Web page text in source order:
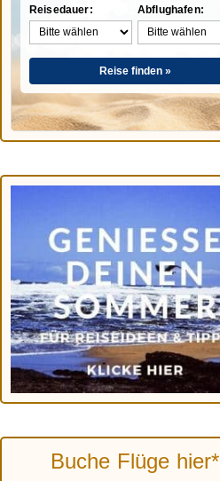
Reisedauer: Abflughafen:
Reise finden »
Buche Flüge hier*